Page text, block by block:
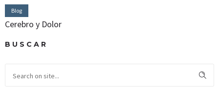
Blog
Cerebro y Dolor
BUSCAR